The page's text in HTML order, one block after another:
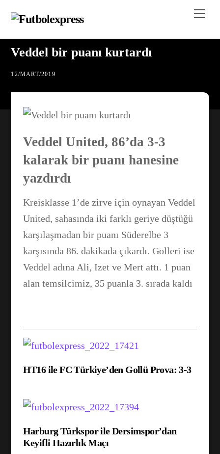
content
Veddel bir puanı kurtardı
12/MART/2019
Veddel United, 86’da 3-3
kalarak bir puanı hanesine
yazdırdı
Kreisklasse 1’de zirve için oynayan Veddel
United, sahasında iki farklı geriye düştüğü
karşılaşmadan bir puanı Süderelbe 3
karşısında 86. dakikada çıkardı. Golleri ise
Veddel adına Ali, Izet ve Mert attı. 1 puan
alan temsilcimiz, 35 puanla 3. sırada kaldı
HT16 ile FC Türkiye’den Gollü Prova: 3-3
Harburg Türkspor ile Dersimspor’dan
Keyifli Hazırlık Maçı